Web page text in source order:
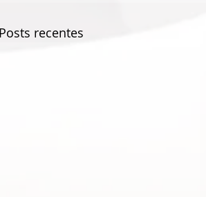
recentes